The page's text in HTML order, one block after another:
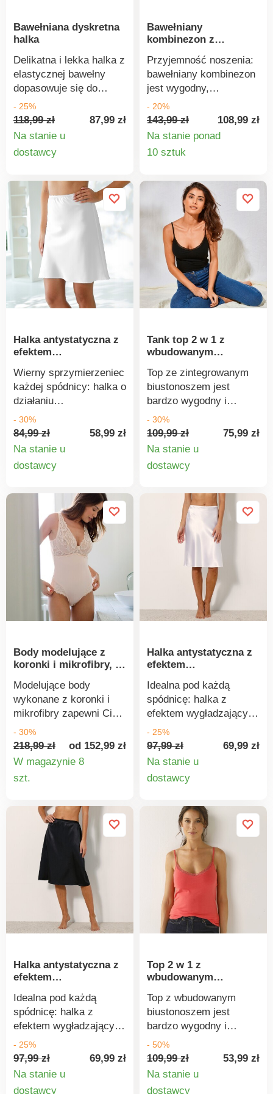
Bawełniana dyskretna
halka
Delikatna i lekka halka z
elastycznej bawełny
dopasowuje się do
kobiecych kształtów. W
kolorze orzechowym,
zbliżonym do cielistego,
dyskretna. Z delikatnej,
Wąskie, regulowane
ramiączka. Elegancka
koronka przy dekolcie.
Dolny brzeg
wykończony
przeszyciem. Można
prać w pralce.
- 25%
118,99 zł
87,99 zł
Na stanie u
dostawcy
Bawełniany
kombinezon z
ramiączkami
Przyjemność noszenia:
bawełniany kombinezon
jest wygodny,
oddychający i
całkowicie dyskretny.
Wykonany z miękkiej,
lekkiej bawełny. Dekolt
w kształcie litery V z
Marszczenia na
piersiach. Prosty
elastyczny dół. Prosty
krój. Wąskie regulowane
ramiączka dla idealnego
komfortu. Można prać w
pralce.
- 20%
143,99 zł
108,99 zł
Na stanie ponad
10 sztuk
Halka antystatyczna z
efektem
długość 48 cm
Wierny sprzymierzeniec
każdej spódnicy: halka o
działaniu
wygładzającym i
antystatycznym zapewni
idealne kształty. Wysoki
wyszczuplającego. W
która nie uciska. Lekko
rozszerzany krój.
Można prać w pralce.
- 30%
84,99 zł
58,99 zł
Na stanie u
dostawcy
Tank top 2 w 1 z
wbudowanym
Top ze zintegrowanym
biustonoszem jest
bardzo wygodny i
gwarantuje swobodę
ruchów. Lekko
dopasowany krój. Dekolt
Elastyczny bawełniany
gumką pod biustem.
Regulowane ramiączka
z tyłu. Prosty dekolt z
tyłu. Można prać w
- 30%
109,99 zł
75,99 zł
Na stanie u
dostawcy
Body modelujące z
koronki i mikrofibry, z
Modelujące body
wykonane z koronki i
mikrofibry zapewni Ci
kobiece kształty, o
jakich marzysz.
Modelujące body na
fiszbinach. Miseczki
trójkątne. Wykonane z
wykończeniu. Przód
podszyty tiulem dla
wyszczuplającego.
Stopień kompresji: 3.
Koronkowe miseczki z
kontrastową podszewką
z tiulu. Koronkowe
ramiączka z przodu,
wykonane z ściągającej
mikrofibry. Wycięcia z
przodu i z tyłu po
bokach. Patentowe
zapięcie w kroku (2
80D nasze body mają
szersze ramiączka i
potrójne zapięcie na
- 30%
218,99 zł
od 152,99 zł
W magazynie 8
szt.
Halka antystatyczna z
efektem
długość 60 cm
Idealna pod każdą
spódnicę: halka z
efektem wygładzającym
idealnie wymodeluje
kształty. Wysoki,
wyszczuplający stan.
długości. Lekko
Długość za kolano.
Można prać w pralce.
- 25%
97,99 zł
69,99 zł
Na stanie u
dostawcy
Halka antystatyczna z
efektem
długość 60 cm
Idealna pod każdą
spódnicę: halka z
efektem wygładzającym
idealnie wymodeluje
kształty. Wysoki,
wyszczuplający stan.
- 25%
97,99 zł
69,99 zł
Na stanie u
dostawcy
Top 2 w 1 z
wbudowanym
Top z wbudowanym
biustonoszem jest
bardzo wygodny i
gwarantuje swobodę
ruchów. Lekko
dopasowany krój. Dekolt
- 50%
109,99 zł
53,99 zł
Na stanie u
dostawcy